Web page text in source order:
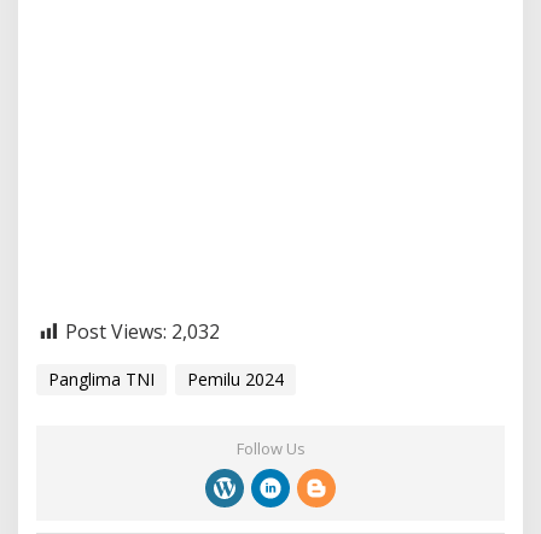
Post Views: 2,032
Panglima TNI Pemilu 2024
Follow Us